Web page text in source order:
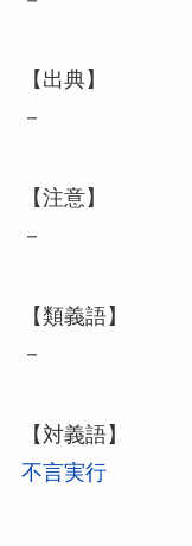
【出典】
－
【注意】
－
【類義語】
－
【対義語】
不言実行